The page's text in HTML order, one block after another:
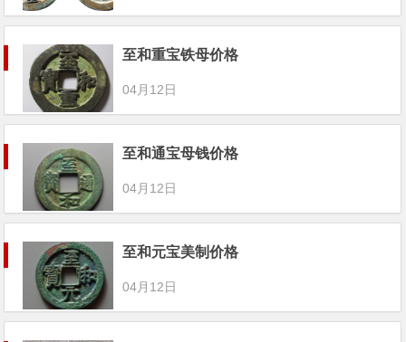
至和重宝铁母价格
04月12日
至和通宝母钱价格
04月12日
至和元宝美制价格
04月12日